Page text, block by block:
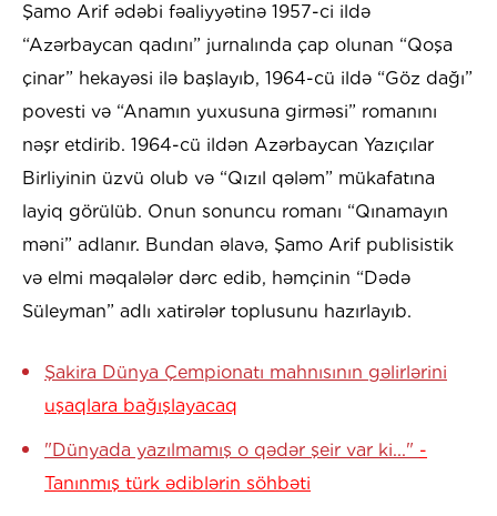
Şamo Arif ədəbi fəaliyyətinə 1957-ci ildə
“Azərbaycan qadını” jurnalında çap olunan “Qoşa
çinar” hekayəsi ilə başlayıb, 1964-cü ildə “Göz dağı”
povesti və “Anamın yuxusuna girməsi” romanını
nəşr etdirib. 1964-cü ildən Azərbaycan Yazıçılar
Birliyinin üzvü olub və “Qızıl qələm” mükafatına
layiq görülüb. Onun sonuncu romanı “Qınamayın
məni” adlanır. Bundan əlavə, Şamo Arif publisistik
və elmi məqalələr dərc edib, həmçinin “Dədə
Süleyman” adlı xatirələr toplusunu hazırlayıb.
Şakira Dünya Çempionatı mahnısının gəlirlərini
uşaqlara bağışlayacaq
"Dünyada yazılmamış o qədər şeir var ki..." -
Tanınmış türk ədiblərin söhbəti